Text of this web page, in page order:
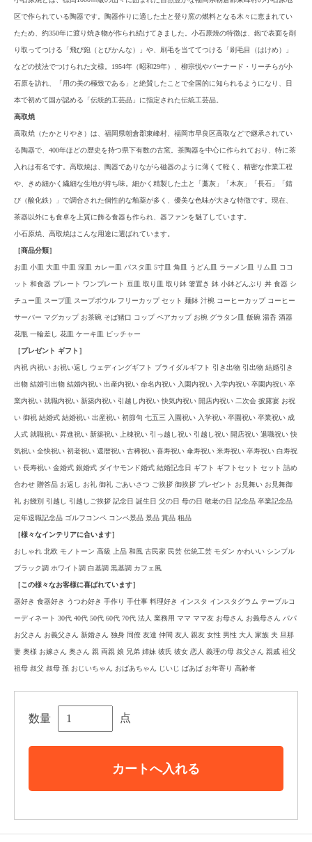
区で作られている陶器です。陶器作りに適した土と登り窯の燃料となる木々に恵まれてい
たため、約350年に渡り焼き物が作られ続けてきました。小石原焼の特徴は、鉋で表面を削
り取ってつける「飛び鉋（とびかんな）」や、刷毛を当ててつける「刷毛目（はけめ）」
などの技法でつけられた文様。1954年（昭和29年）、柳宗悦やバーナード・リーチらが小
石原を訪れ、「用の美の極致である」と絶賛したことで全国的に知られるようになり、日
本で初めて国が認める「伝統的工芸品」に指定された伝統工芸品。
高取焼
高取焼（たかとりやき）は、福岡県朝倉郡東峰村、福岡市早良区高取などで継承されてい
る陶器で、400年ほどの歴史を持つ県下有数の古窯。茶陶器を中心に作られており、特に茶
入れは有名です。高取焼は、陶器でありながら磁器のように薄くて軽く、精密な作業工程
や、きめ細かく繊細な生地が持ち味。細かく精製した土と「藁灰」「木灰」「長石」「錆
び（酸化鉄）」で調合された個性的な釉薬が多く、優美な色味が大きな特徴です。現在、
茶器以外にも食卓を上質に飾る食器も作られ、器ファンを魅了しています。
小石原焼、高取焼はこんな用途に選ばれています。
［商品分類］
お皿 小皿 大皿 中皿 深皿 カレー皿 パスタ皿 5寸皿 角皿 うどん皿 ラーメン皿 リム皿 ココ
ット 和食器 プレート ワンプレート 豆皿 取り皿 取り鉢 箸置き 鉢 小鉢どんぶり 丼 食器 シ
チュー皿 スープ皿 スープボウル フリーカップ セット 麺鉢 汁椀 コーヒーカップ コーヒー
サーバー マグカップ お茶碗 そば猪口 コップ ペアカップ お椀 グラタン皿 飯碗 湯呑 酒器
花瓶 一輪差し 花皿 ケーキ皿 ピッチャー
［プレゼント ギフト］
内祝 内祝い お祝い返し ウェディングギフト ブライダルギフト 引き出物 引出物 結婚引き
出物 結婚引出物 結婚内祝い 出産内祝い 命名内祝い 入園内祝い 入学内祝い 卒園内祝い 卒
業内祝い 就職内祝い 新築内祝い 引越し内祝い 快気内祝い 開店内祝い 二次会 披露宴 お祝
い 御祝 結婚式 結婚祝い 出産祝い 初節句 七五三 入園祝い 入学祝い 卒園祝い 卒業祝い 成
人式 就職祝い 昇進祝い 新築祝い 上棟祝い 引っ越し祝い 引越し祝い 開店祝い 退職祝い 快
気祝い 全快祝い 初老祝い 還暦祝い 古稀祝い 喜寿祝い 傘寿祝い 米寿祝い 卒寿祝い 白寿祝
い 長寿祝い 金婚式 銀婚式 ダイヤモンド婚式 結婚記念日 ギフト ギフトセット セット 詰め
合わせ 贈答品 お返し お礼 御礼 ごあいさつ ご挨拶 御挨拶 プレゼント お見舞い お見舞御
礼 お餞別 引越し 引越しご挨拶 記念日 誕生日 父の日 母の日 敬老の日 記念品 卒業記念品
定年退職記念品 ゴルフコンペ コンペ景品 景品 賞品 粗品
［様々なインテリアに合います］
おしゃれ 北欧 モノトーン 高級 上品 和風 古民家 民芸 伝統工芸 モダン かわいい シンプル
ブラック調 ホワイト調 白基調 黒基調 カフェ風
［この様々なお客様に喜ばれています］
器好き 食器好き うつわ好き 手作り 手仕事 料理好き インスタ インスタグラム テーブルコ
ーディネート 30代 40代 50代 60代 70代 法人 業務用 ママ ママ友 お母さん お義母さん パパ
お父さん お義父さん 新婚さん 独身 同僚 友達 仲間 友人 親友 女性 男性 大人 家族 夫 旦那
妻 奥様 お嫁さん 奥さん 親 両親 娘 兄弟 姉妹 彼氏 彼女 恋人 義理の母 叔父さん 親戚 祖父
祖母 叔父 叔母 孫 おじいちゃん おばあちゃん じいじ ばあば お年寄り 高齢者
数量 点
カートへ入れる